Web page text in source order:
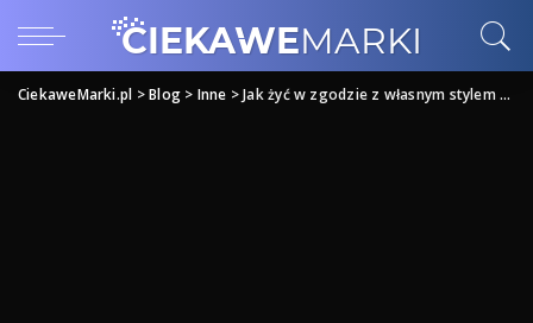
CiekaweMarki.pl >Blog> Inne >Jak żyć w zgodzie z własnym stylem życia?